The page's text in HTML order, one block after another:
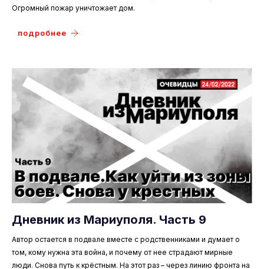
Огромный пожар уничтожает дом.
подробнее
Дневник из Мариуполя. Часть 9
Автор остается в подвале вместе с родственниками и думает о
том, кому нужна эта война, и почему от нее страдают мирные
люди. Снова путь к крёстным. На этот раз – через линию фронта на